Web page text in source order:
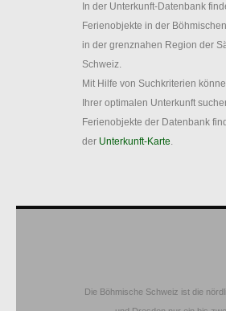
In der Unterkunft-Datenbank
Ferienobjekte in der
in der grenznahen Region der
Schweiz.
Mit Hilfe von Suchkriterien
Ihrer optimalen Unterkunft
Ferienobjekte der Datenbank
der Unterkunft-Karte.
Die Böhmische Schweiz ist die